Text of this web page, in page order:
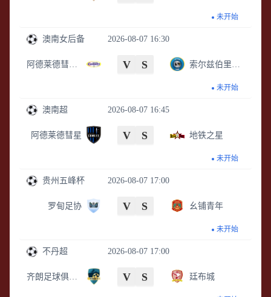
未开始
2026-08-07 16:30
澳南女后备
V S
未开始
2026-08-07 16:45
澳南超
阿德莱德彗星 V S 地铁之星
未开始
2026-08-07 17:00
贵州五峰杯
罗甸足协 V S 幺铺青年
未开始
2026-08-07 17:00
不丹超
V S 廷布城